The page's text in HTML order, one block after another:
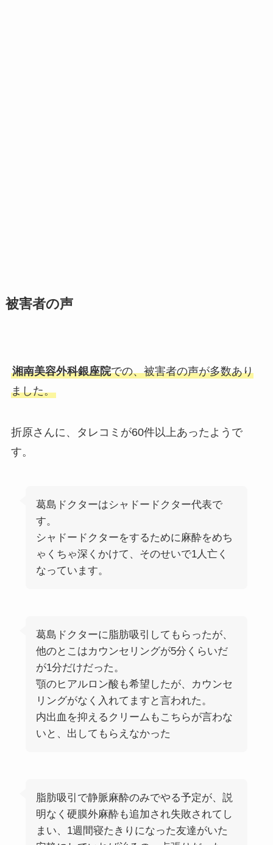
被害者の声
湘南美容外科銀座院での、被害者の声が多数あり
ました。
折原さんに、タレコミが60件以上あったようで
す。
葛島ドクターはシャドードクター代表で
す。
シャドードクターをするために麻酔をめち
ゃくちゃ深くかけて、そのせいで1人亡く
なっています。
葛島ドクターに脂肪吸引してもらったが、
他のとこはカウンセリングが5分くらいだ
が1分だけだった。
顎のヒアルロン酸も希望したが、カウンセ
リングがなく入れてますと言われた。
内出血を抑えるクリームもこちらが言わな
いと、出してもらえなかった
脂肪吸引で静脈麻酔のみでやる予定が、説
明なく硬膜外麻酔も追加され失敗されてし
まい、1週間寝たきりになった友達がいた